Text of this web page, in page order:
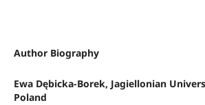
Author Biography
Ewa Dębicka-Borek, Jagiellonian
Poland